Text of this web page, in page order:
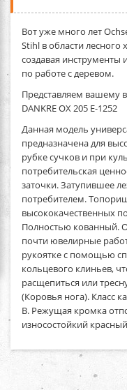
Вот уже много лет
Stihl в области лесного
создавая
по работе с деревом.
Представляем вашему
DANKRE OX 205 E-1252
Данная модель
предназначена для
рубке сучков и при
потребительская
заточки. Затупившее
потребителем.
высококачественных
Полностью кованный.
почти ювелирные
рукоятке с помощью
кольцевого клиньев,
расщепиться или
(Коровья нога). Класс
B. Режущая кромка
износостойкий